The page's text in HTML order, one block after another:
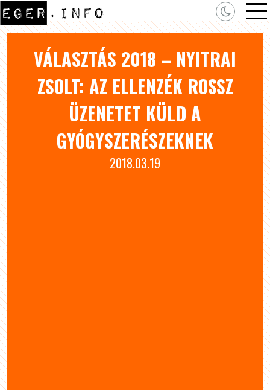
VÁLASZTÁS 2018 – NYITRAI
ZSOLT: AZ ELLENZÉK ROSSZ
ÜZENETET KÜLD A
GYÓGYSZERÉSZEKNEK
2018.03.19